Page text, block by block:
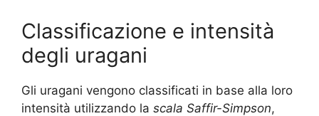
Classificazione e intensità
degli uragani
Gli uragani vengono classificati in base alla loro
intensità utilizzando la scala Saffir-Simpson,